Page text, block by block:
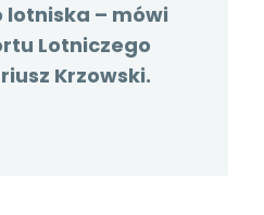
lotniska – mówi
Lotniczego
Krzowski.